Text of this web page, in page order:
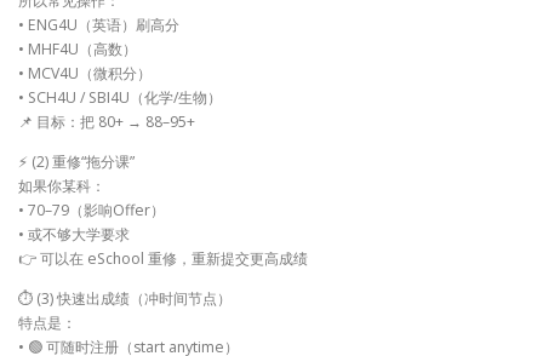
• ENG4U（英语）刷高分
• MHF4U（高数）
• MCV4U（微积分）
• SCH4U / SBI4U（化学/生物）
📌 目标：把 80+ → 88–95+
⚡ (2) 重修“拖分课”
如果你某科：
• 70–79（影响Offer）
• 或不够大学要求
👉 可以在 eSchool 重修，重新提交更高成绩
⏱ (3) 快速出成绩（冲时间节点）
特点是：
• 🟢 可随时注册（start anytime）